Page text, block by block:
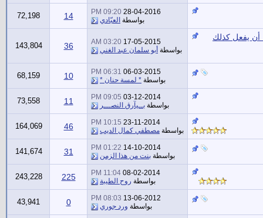
28-04-2016
09:20 PM
بواسطة العبّادي 14
72,198
يفعل كذلك 17-05-2015
03:20 AM
بواسطة أبو سلمان عبد الغني 36
143,804
06-03-2015
06:31 PM
بواسطة * لمسة حنان * 10
68,159
03-12-2014
09:05 PM
بواسطة بــيآرق النصـــر 11
73,558
23-11-2014
10:15 PM
بواسطة مصطفي كمال الديب 46
164,069
14-10-2014
01:22 PM
بواسطة بنت من هذا الزمن 31
141,674
08-02-2014
11:04 PM
بواسطة روح الطيبة 225
243,228
13-06-2012
08:03 PM
بواسطة ورد جوري 0
43,941